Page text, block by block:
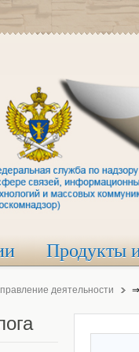
Продукты
деятельности ⇒